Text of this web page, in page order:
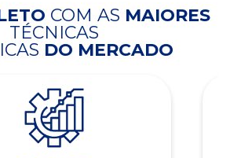
COM AS MAIORES
TÉCNICAS
DO MERCADO